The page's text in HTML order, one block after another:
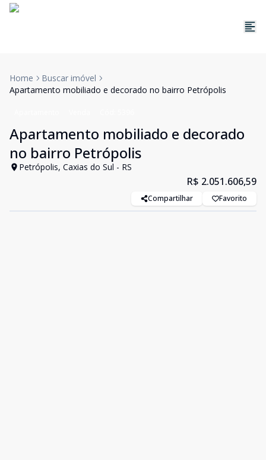
Home
Buscar imóvel
Apartamento mobiliado e decorado no bairro Petrópolis
Apartamento mobiliado e decorado
no bairro Petrópolis
Petrópolis, Caxias do Sul - RS
R$ 2.051.606,59
Compartilhar Favorito